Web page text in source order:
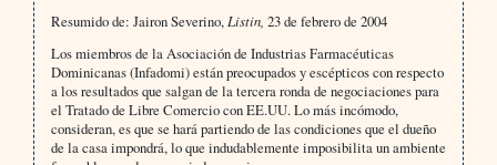
Resumido de: Jairon Severino, Listin, 23 de febrero de 2004
Los miembros de la Asociación de Industrias Farmacéuticas
Dominicanas (Infadomi) están preocupados y escépticos con respecto
a los resultados que salgan de la tercera ronda de negociaciones para
el Tratado de Libre Comercio con EE.UU. Lo más incómodo,
consideran, es que se hará partiendo de las condiciones que el dueño
de la casa impondrá, lo que indudablemente imposibilita un ambiente